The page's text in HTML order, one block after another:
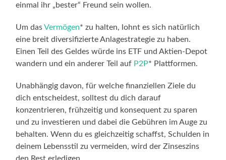
einmal ihr „bester“ Freund sein wollen.
Um dasVermögen* zu halten, lohnt es sich natürlich
eine breit diversifizierte Anlagestrategie zu haben.
Einen Teil des Geldes würde ins ETF und Aktien-Depot
wandern und ein anderer Teil auf P2P* Plattformen.
Unabhängig davon, für welche finanziellen Ziele du
dich entscheidest, solltest du dich darauf
konzentrieren, frühzeitig und konsequent zu sparen
und zu investieren und dabei die Gebühren im Auge zu
behalten. Wenn du es gleichzeitig schaffst, Schulden in
deinem Lebensstil zu vermeiden, wird der Zinseszins